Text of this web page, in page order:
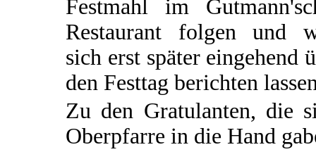
Festmahl im
Restaurant folgen und
sich erst später eingehend
den Festtag berichten
Zu den Gratulanten, die
Oberpfarre in die Hand